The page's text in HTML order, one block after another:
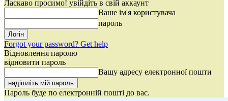
Ласкаво просимо! увійдіть в свій аккаунт
Ваше ім'я користувача
пароль
Forgot your password? Get help
Відновлення паролю
відновити пароль
Вашу адресу електронної пошти
Пароль буде по електронній пошті до вас.